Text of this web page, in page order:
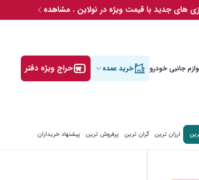
های جدید با قیمت ویژه در نولاین . مشاهده
جانبی خودرو خرید عمده حراج ویژه دفتر
ارزان ترین گران ترین پرفروش ترین پیشنهاد خریداران